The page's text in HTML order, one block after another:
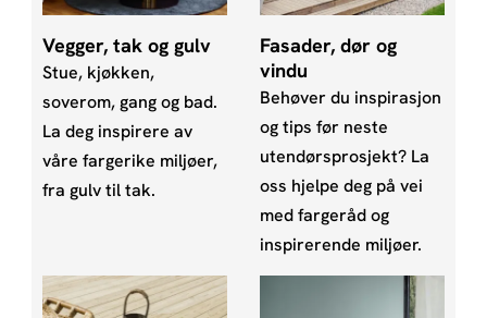
Vegger, tak og gulv
Stue, kjøkken,
soverom, gang og bad.
La deg inspirere av
våre fargerike miljøer,
fra gulv til tak.
Fasader, dør og
vindu
Behøver du inspirasjon
og tips før neste
utendørsprosjekt? La
oss hjelpe deg på vei
med fargeråd og
inspirerende miljøer.